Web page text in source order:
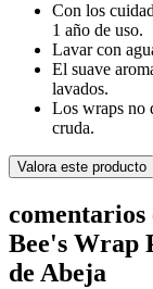
Con los
1 año de uso.
Lavar con
El suave
lavados.
Los wraps no
cruda.
Valora este producto
comentarios
Bee's Wrap
de Abeja